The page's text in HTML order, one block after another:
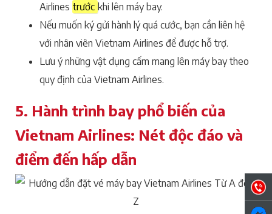
Airlines trước khi lên máy bay.
Nếu muốn ký gửi hành lý quá cước, bạn cần liên hệ
với nhân viên Vietnam Airlines để được hỗ trợ.
Lưu ý những vật dụng cấm mang lên máy bay theo
quy định của Vietnam Airlines.
5. Hành trình bay phổ biến của
Vietnam Airlines: Nét độc đáo và
điểm đến hấp dẫn